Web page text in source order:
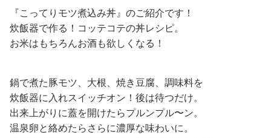
『こってりモツ煮込み丼』のご紹介です！
炊飯器で作る！コッテコテの丼レシピ。
お米はもちろんお酒も欲しくなる！
鍋で煮た豚モツ、大根、焼き豆腐、調味料を
炊飯器に入れスイッチオン！後は待つだけ。
出来上がりに蓋を開けたらプルンプル〜ン。
温泉卵と絡めたらさらに濃厚な味わいに。